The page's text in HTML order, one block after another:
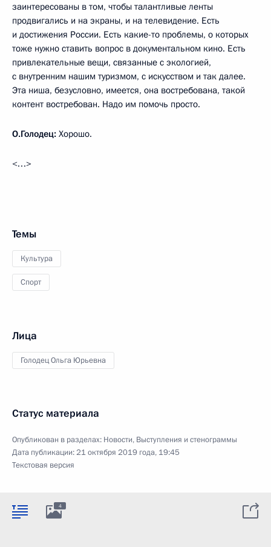
заинтересованы в том, чтобы талантливые ленты
продвигались и на экраны, и на телевидение. Есть
и достижения России. Есть какие-то проблемы, о которых
тоже нужно ставить вопрос в документальном кино. Есть
привлекательные вещи, связанные с экологией,
с внутренним нашим туризмом, с искусством и так далее.
Эта ниша, безусловно, имеется, она востребована, такой
контент востребован. Надо им помочь просто.
О.Голодец: Хорошо.
<…>
Темы
Культура
Спорт
Лица
Голодец Ольга Юрьевна
Статус материала
Опубликован в разделах: Новости, Выступления и стенограммы
Дата публикации:21 октября 2019 года, 19:45
Текстовая версия
4